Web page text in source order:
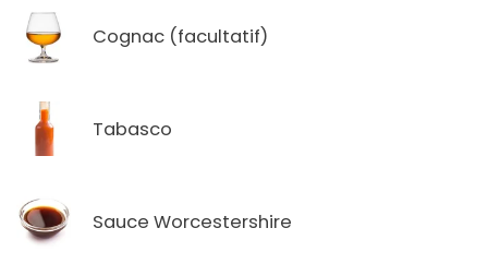
Cognac (facultatif)
Tabasco
Sauce Worcestershire